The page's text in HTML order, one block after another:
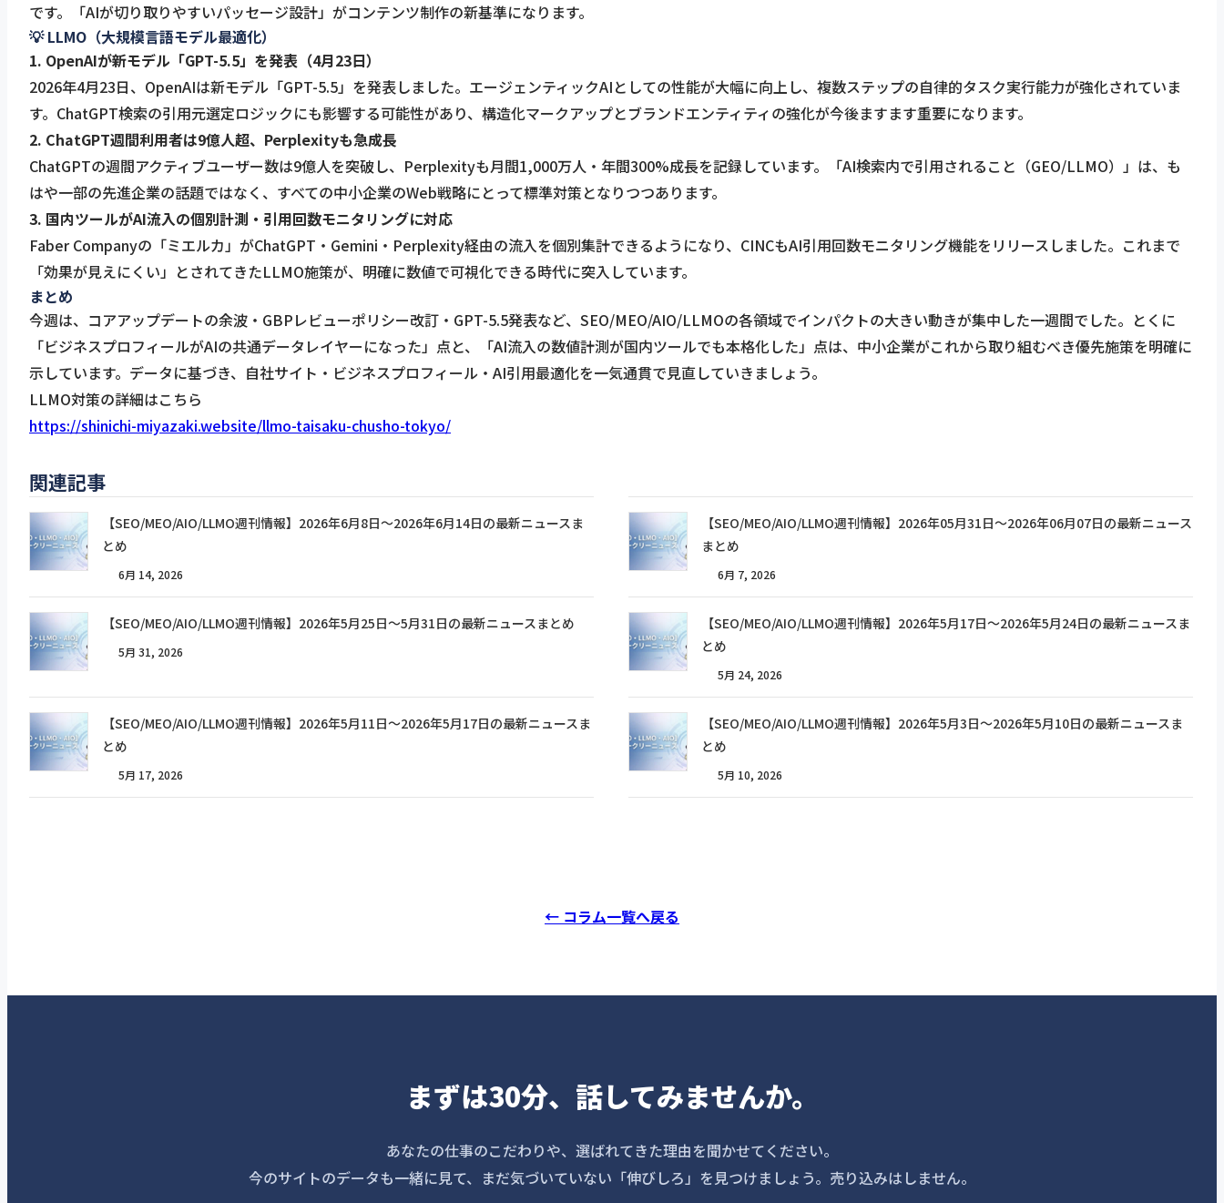
です。「AIが切り取りやすいパッセージ設計」がコンテンツ制作の新基準になります。
💡 LLMO（大規模言語モデル最適化）
1. OpenAIが新モデル「GPT-5.5」を発表（4月23日）
2026年4月23日、OpenAIは新モデル「GPT-5.5」を発表しました。エージェンティックAIとしての性能が大幅に向上し、複数ステップの自律的タスク実行能力が強化されていま
す。ChatGPT検索の引用元選定ロジックにも影響する可能性があり、構造化マークアップとブランドエンティティの強化が今後ますます重要になります。
2. ChatGPT週間利用者は9億人超、Perplexityも急成長
ChatGPTの週間アクティブユーザー数は9億人を突破し、Perplexityも月間1,000万人・年間300%成長を記録しています。「AI検索内で引用されること（GEO/LLMO）」は、も
はや一部の先進企業の話題ではなく、すべての中小企業のWeb戦略にとって標準対策となりつつあります。
3. 国内ツールがAI流入の個別計測・引用回数モニタリングに対応
Faber Companyの「ミエルカ」がChatGPT・Gemini・Perplexity経由の流入を個別集計できるようになり、CINCもAI引用回数モニタリング機能をリリースしました。これまで
「効果が見えにくい」とされてきたLLMO施策が、明確に数値で可視化できる時代に突入しています。
まとめ
今週は、コアアップデートの余波・GBPレビューポリシー改訂・GPT-5.5発表など、SEO/MEO/AIO/LLMOの各領域でインパクトの大きい動きが集中した一週間でした。とくに
「ビジネスプロフィールがAIの共通データレイヤーになった」点と、「AI流入の数値計測が国内ツールでも本格化した」点は、中小企業がこれから取り組むべき優先施策を明確に
示しています。データに基づき、自社サイト・ビジネスプロフィール・AI引用最適化を一気通貫で見直していきましょう。
LLMO対策の詳細はこちら
https://shinichi-miyazaki.website/llmo-taisaku-chusho-tokyo/
関連記事
【SEO/MEO/AIO/LLMO週刊情報】2026年6月8日〜2026年6月14日の最新ニュースま
とめ
6月 14, 2026
【SEO/MEO/AIO/LLMO週刊情報】2026年05月31日〜2026年06月07日の最新ニュース
まとめ
6月 7, 2026
【SEO/MEO/AIO/LLMO週刊情報】2026年5月25日〜5月31日の最新ニュースまとめ
5月 31, 2026
【SEO/MEO/AIO/LLMO週刊情報】2026年5月17日〜2026年5月24日の最新ニュースま
とめ
5月 24, 2026
【SEO/MEO/AIO/LLMO週刊情報】2026年5月11日〜2026年5月17日の最新ニュースま
とめ
5月 17, 2026
【SEO/MEO/AIO/LLMO週刊情報】2026年5月3日〜2026年5月10日の最新ニュースま
とめ
5月 10, 2026
← コラム一覧へ戻る
まずは30分、話してみませんか。
あなたの仕事のこだわりや、選ばれてきた理由を聞かせてください。
今のサイトのデータも一緒に見て、まだ気づいていない「伸びしろ」を見つけましょう。売り込みはしません。